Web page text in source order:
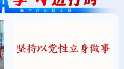
全球连线 教育